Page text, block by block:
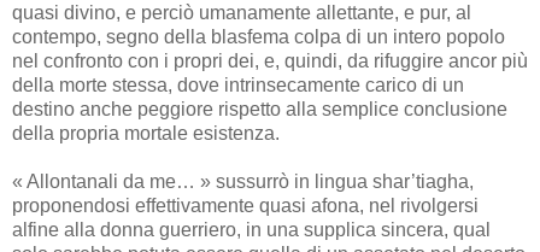
quasi divino, e perciò umanamente allettante, e pur, al
contempo, segno della blasfema colpa di un intero popolo
nel confronto con i propri dei, e, quindi, da rifuggire ancor più
della morte stessa, dove intrinsecamente carico di un
destino anche peggiore rispetto alla semplice conclusione
della propria mortale esistenza.
« Allontanali da me… » sussurrò in lingua shar’tiagha,
proponendosi effettivamente quasi afona, nel rivolgersi
alfine alla donna guerriero, in una supplica sincera, qual